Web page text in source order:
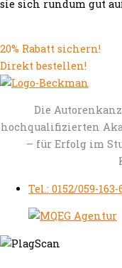
sie sich rundum gut
20% Rabatt sichern!
Direkt bestellen!
Die
hochqualifizierten
– für Erfolg im
Tel.: 0152/059-163-